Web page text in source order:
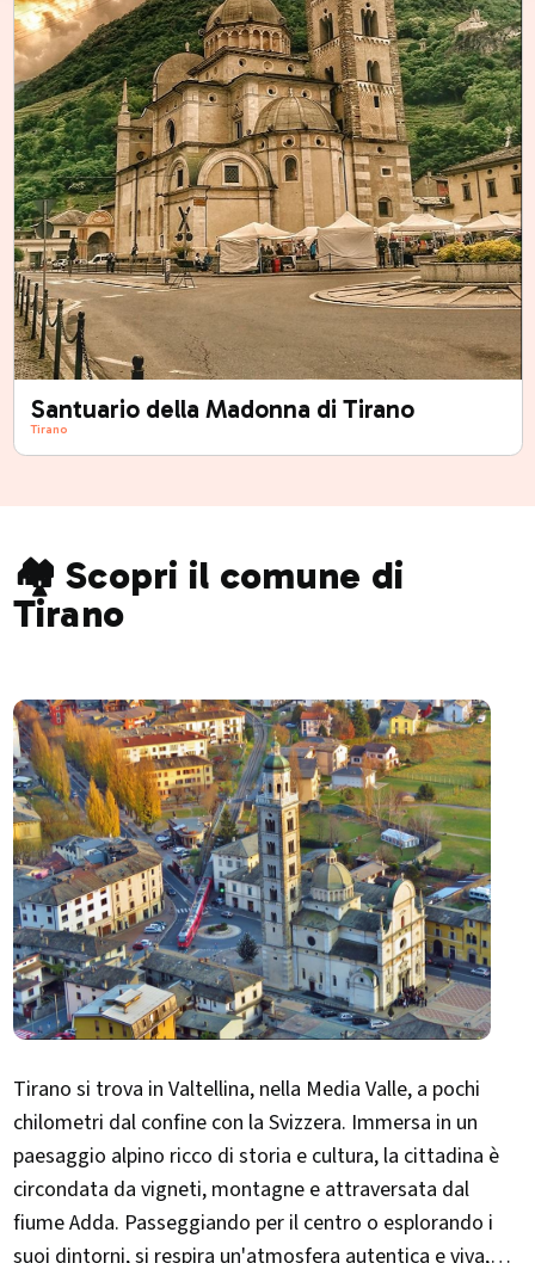
Santuario della Madonna di Tirano
Tirano
🏘️ Scopri il comune di
Tirano
Tirano si trova in Valtellina, nella Media Valle, a pochi
chilometri dal confine con la Svizzera. Immersa in un
paesaggio alpino ricco di storia e cultura, la cittadina è
circondata da vigneti, montagne e attraversata dal
fiume Adda. Passeggiando per il centro o esplorando i
suoi dintorni, si respira un'atmosfera autentica e viva,